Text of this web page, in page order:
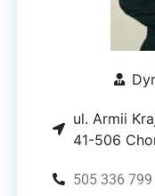
ul. Armii
41-506
505 336 799